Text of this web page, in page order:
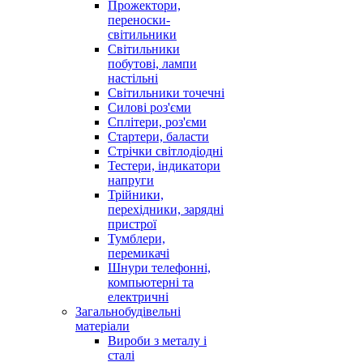
Прожектори,
переноски-
світильники
Світильники
побутові, лампи
настільні
Світильники точечні
Силові роз'єми
Сплітери, роз'єми
Стартери, баласти
Стрічки світлодіодні
Тестери, індикатори
напруги
Трійники,
перехідники, зарядні
пристрої
Тумблери,
перемикачі
Шнури телефонні,
компьютерні та
електричні
Загальнобудівельні
матеріали
Вироби з металу і
сталі